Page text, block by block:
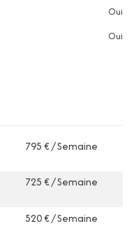
oui
oui
795 € / Semaine
725 € / Semaine
520 € / Semaine